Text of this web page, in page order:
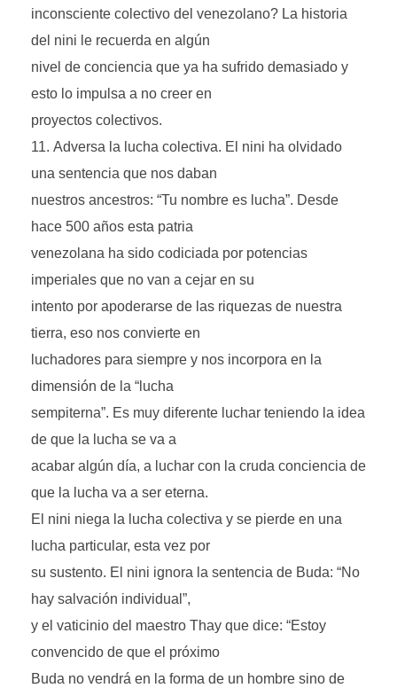
inconsciente colectivo del venezolano? La historia
del nini le recuerda en algún
nivel de conciencia que ya ha sufrido demasiado y
esto lo impulsa a no creer en
proyectos colectivos.
Adversa la lucha colectiva. El nini ha olvidado
una sentencia que nos daban
nuestros ancestros: “Tu nombre es lucha”. Desde
hace 500 años esta patria
venezolana ha sido codiciada por potencias
imperiales que no van a cejar en su
intento por apoderarse de las riquezas de nuestra
tierra, eso nos convierte en
luchadores para siempre y nos incorpora en la
dimensión de la “lucha
sempiterna”. Es muy diferente luchar teniendo la idea
de que la lucha se va a
acabar algún día, a luchar con la cruda conciencia de
que la lucha va a ser eterna.
El nini niega la lucha colectiva y se pierde en una
lucha particular, esta vez por
su sustento. El nini ignora la sentencia de Buda: “No
hay salvación individual”,
y el vaticinio del maestro Thay que dice: “Estoy
convencido de que el próximo
Buda no vendrá en la forma de un hombre sino de